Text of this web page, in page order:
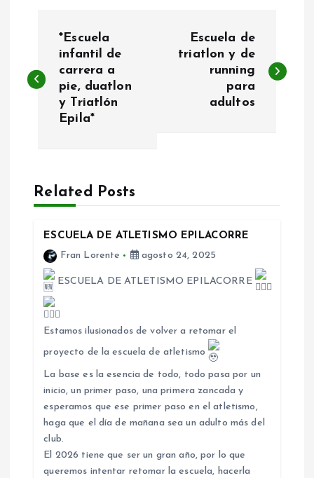
v
a
*Escuela
infantil de
carrera a
pie, duatlon
y Triatlón
Epila*
Escuela de
triatlon y de
running
para
adultos
Related Posts
ESCUELA DE ATLETISMO EPILACORRE
Fran Lorente
agosto 24, 2025
ESCUELA DE ATLETISMO EPILACORRE
Estamos ilusionados de volver a retomar el
proyecto de la escuela de atletismo
La base es la esencia de todo, todo pasa por un
inicio, un primer paso, una primera zancada y
esperamos que ese primer paso en el atletismo,
haga que el día de mañana sea un adulto más del
club.
El 2026 tiene que ser un gran año, por lo que
queremos intentar retomar la escuela, hacerla